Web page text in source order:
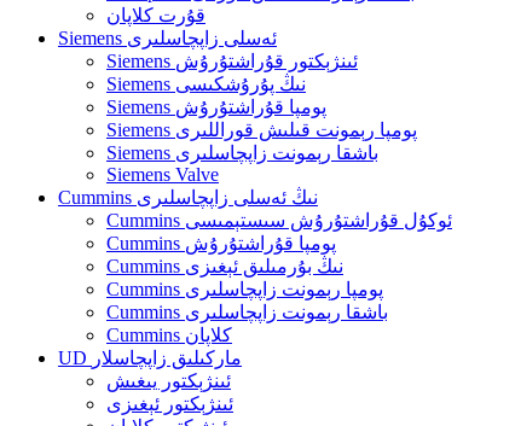
قۇرت كلاپان
Siemens ئەسلى زاپچاسلىرى
Siemens ئىنژېكتور قۇراشتۇرۇش
Siemens نىڭ پۇرۇشكىسى
Siemens پومپا قۇراشتۇرۇش
Siemens پومپا رېمونت قىلىش قوراللىرى
Siemens باشقا رېمونت زاپچاسلىرى
Siemens Valve
Cummins نىڭ ئەسلى زاپچاسلىرى
Cummins ئوكۇل قۇراشتۇرۇش سىستېمىسى
Cummins پومپا قۇراشتۇرۇش
Cummins نىڭ بۇرمىلىق ئېغىزى
Cummins پومپا رېمونت زاپچاسلىرى
Cummins باشقا رېمونت زاپچاسلىرى
Cummins كلاپان
UD ماركىلىق زاپچاسلار
ئىنژېكتور يىغىش
ئىنژېكتور ئېغىزى